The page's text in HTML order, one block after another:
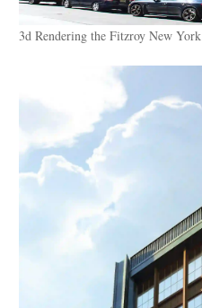
3d Rendering the Fitzroy New York